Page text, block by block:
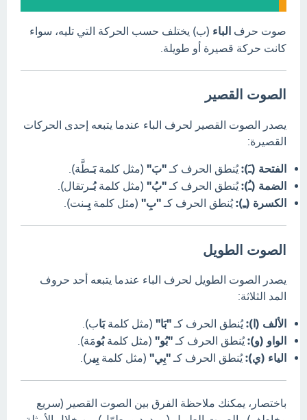
صوت حرف الباء (ب) يختلف حسب الحركة التي تليه، سواء
كانت حركة قصيرة أو طويلة.
الصوت القصير
يصدر الصوت القصير لحرف الباء عندما يتبعه إحدى الحركات
القصيرة:
الفتحة (ـَ):يُنطق الحرف كـ "بَ" (مثل كلمةبَـطَّة).
الضمة (ـُ):يُنطق الحرف كـ "بُ" (مثل كلمةبُـرتقال).
الكسرة (ـِ):يُنطق الحرف كـ "بِ" (مثل كلمة بِـنت).
الصوت الطويل
يصدر الصوت الطويل لحرف الباء عندما يتبعه أحد حروف
المد الثلاثة:
الألف (ا):يُنطق الحرف كـ "بَا" (مثل كلمةبَاب).
الواو (و):يُنطق الحرف كـ "بُو" (مثل كلمةبُومَة).
الياء (ي):يُنطق الحرف كـ "بِي" (مثل كلمة بِير).
باختصار، يمكنك ملاحظة الفرق بين الصوت القصير (سريع